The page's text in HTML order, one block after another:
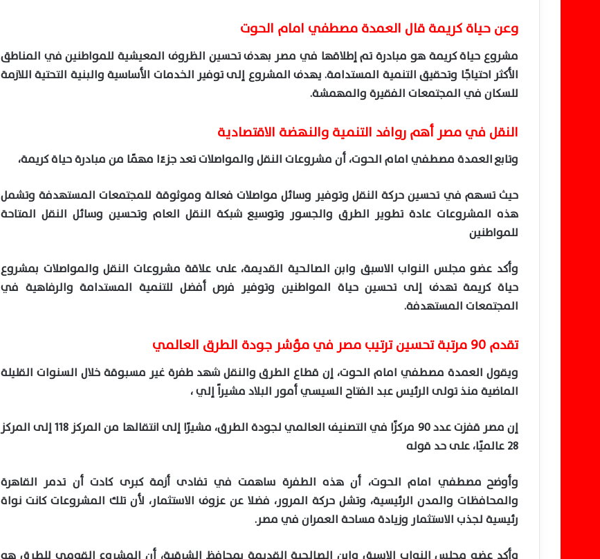
وعن حياة كريمة قال العمدة مصطفي امام الحوت
مشروع حياة كريمة هو مبادرة تم إطلاقها في مصر بهدف تحسين الظروف المعيشية للمواطنين في المناطق
الأكثر احتياجًا وتحقيق التنمية المستدامة. يهدف المشروع إلى توفير الخدمات الأساسية والبنية التحتية اللازمة
للسكان في المجتمعات الفقيرة والمهمشة.
النقل في مصر أهم روافد التنمية والنهضة الاقتصادية
وتابع العمدة مصطفي امام الحوت، أن مشروعات النقل والمواصلات تعد جزءًا مهمًا من مبادرة حياة كريمة،
حيث تسهم في تحسين حركة النقل وتوفير وسائل مواصلات فعالة وموثوقة للمجتمعات المستهدفة وتشمل
هذه المشروعات عادة تطوير الطرق والجسور وتوسيع شبكة النقل العام وتحسين وسائل النقل المتاحة
للمواطنين
وأكد عضو مجلس النواب الاسبق وابن الصالحية القديمة، على علاقة مشروعات النقل والمواصلات بمشروع
حياة كريمة تهدف إلى تحسين حياة المواطنين وتوفير فرص أفضل للتنمية المستدامة والرفاهية في
المجتمعات المستهدفة.
تقدم 90 مرتبة تحسين ترتيب مصر في مؤشر جودة الطرق العالمي
ويقول العمدة مصطفي امام الحوت، إن قطاع الطرق والنقل شهد طفرة غير مسبوقة خلال السنوات القليلة
الماضية منذ تولى الرئيس عبد الفتاح السيسي أمور البلاد مشيراً إلي ،
إن مصر قفزت عدد 90 مركزًا في التصنيف العالمي لجودة الطرق، مشيرًا إلى انتقالها من المركز 118 إلى المركز
28 عالميًا، على حد قوله
وأوضح مصطفي امام الحوت، أن هذه الطفرة ساهمت في تفادى أزمة كبرى كادت أن تدمر القاهرة
والمحافظات والمدن الرئيسية، وتشل حركة المرور، فضلا عن عزوف الاستثمار، لأن تلك المشروعات كانت نواة
رئيسية لجذب الاستثمار وزيادة مساحة العمران في مصر.